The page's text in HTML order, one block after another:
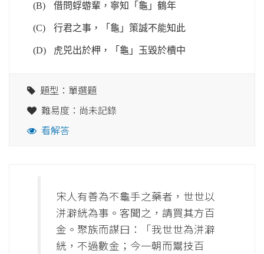
(B) 借問蜉蝣輩，寧知「龜」鶴年
(C) 行君之事，「龜」策誠不能知此
(D) 虎兕出於柙，「龜」玉毀於櫝中
題型：單選題
難易度：尚未記錄
看解答
宋人有善為不龜手之藥者，世世以
洴澼絖為事。客聞之，請買其方百
金。聚族而謀曰：「我世世為洴澼
絖，不過數金；今一朝而鬻技百